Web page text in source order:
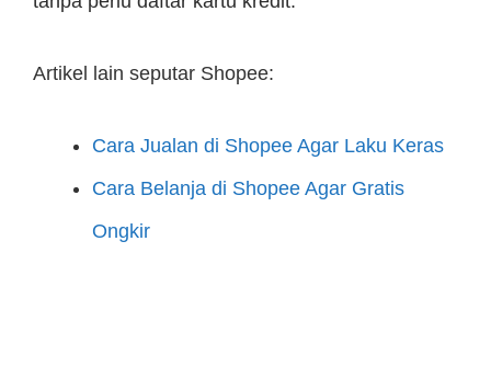
Artikel lain seputar Shopee:
Cara Jualan di Shopee Agar Laku Keras
Cara Belanja di Shopee Agar Gratis
Ongkir